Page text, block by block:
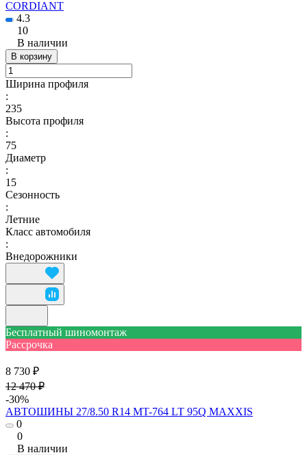
CORDIANT
4.3
10
В наличии
В корзину
Ширина профиля
:
235
Высота профиля
:
75
Диаметр
:
15
Сезонность
:
Летние
Класс автомобиля
:
Внедорожники
Бесплатный шиномонтаж
Рассрочка
8 730 ₽
12 470 ₽
-30%
АВТОШИНЫ 27/8.50 R14 MT-764 LT 95Q MAXXIS
0
0
В наличии